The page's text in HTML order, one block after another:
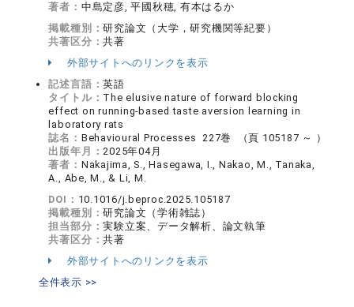
著者： 中島定彦, 平國秋穂, 有本はるか
掲載種別：研究論文（大学，研究機関等紀要）
共著区分：共著
外部サイトへのリンクを表示
記述言語：英語
タイトル： The elusive nature of forward blocking
effect on running-based taste aversion learning in
laboratory rats
誌名： Behavioural Processes 227巻 （頁 105187 ～ ）
出版年月：2025年04月
著者： Nakajima, S., Hasegawa, I., Nakao, M., Tanaka,
A., Abe, M., & Li, M.
DOI： 10.1016/j.beproc.2025.105187
掲載種別：研究論文（学術雑誌）
担当部分：実験立案、データ解析、論文執筆
共著区分：共著
外部サイトへのリンクを表示
全件表示 >>